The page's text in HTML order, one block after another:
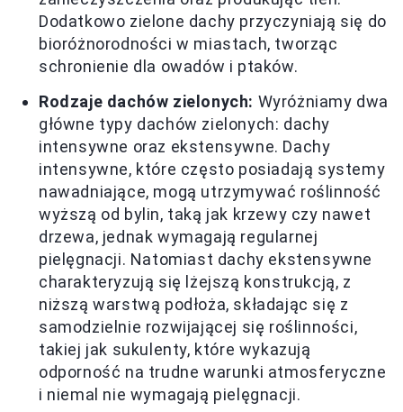
Dodatkowo zielone dachy przyczyniają się do
bioróżnorodności w miastach, tworząc
schronienie dla owadów i ptaków.
Rodzaje dachów zielonych: Wyróżniamy dwa
główne typy dachów zielonych: dachy
intensywne oraz ekstensywne. Dachy
intensywne, które często posiadają systemy
nawadniające, mogą utrzymywać roślinność
wyższą od bylin, taką jak krzewy czy nawet
drzewa, jednak wymagają regularnej
pielęgnacji. Natomiast dachy ekstensywne
charakteryzują się lżejszą konstrukcją, z
niższą warstwą podłoża, składając się z
samodzielnie rozwijającej się roślinności,
takiej jak sukulenty, które wykazują
odporność na trudne warunki atmosferyczne
i niemal nie wymagają pielęgnacji.